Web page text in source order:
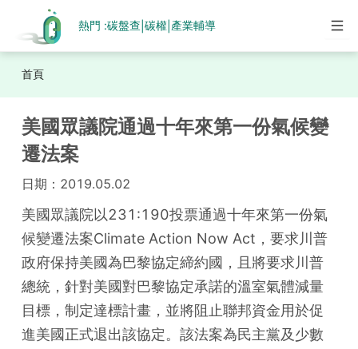
熱門 :碳盤查 碳權| 產業輔導
首頁
美國眾議院通過十年來第一份氣候變
遷法案
日期： 2019.05.02
美國眾議院以231:190投票通過十年來第一份氣
候變遷法案Climate Action Now Act，要求川普
政府保持美國為巴黎協定締約國，且將要求川普
總統，針對美國對巴黎協定承諾的溫室氣體減量
目標，制定達標計畫，並將阻止聯邦資金用於促
進美國正式退出該協定。該法案為民主黨及少數